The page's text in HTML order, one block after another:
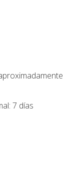
7 días